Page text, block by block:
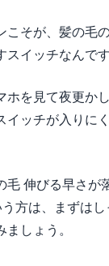
こそが、髪の毛
イッチなんです
を見て夜更か
イッチが入りに
毛 伸びる早さが
方は、まずはし
しょう。